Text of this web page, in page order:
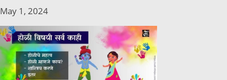
May 1, 2024